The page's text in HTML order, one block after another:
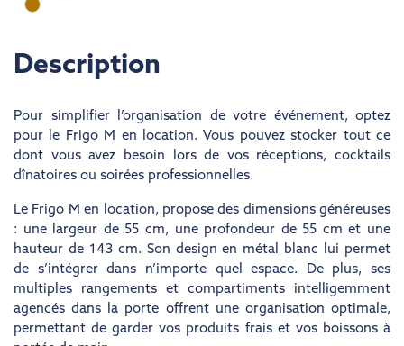
Description
Pour simplifier l’organisation de votre événement, optez
pour le Frigo M en location. Vous pouvez stocker tout ce
dont vous avez besoin lors de vos réceptions, cocktails
dînatoires ou soirées professionnelles.
Le Frigo M en location, propose des dimensions généreuses
: une largeur de 55 cm, une profondeur de 55 cm et une
hauteur de 143 cm. Son design en métal blanc lui permet
de s’intégrer dans n’importe quel espace. De plus, ses
multiples rangements et compartiments intelligemment
agencés dans la porte offrent une organisation optimale,
permettant de garder vos produits frais et vos boissons à